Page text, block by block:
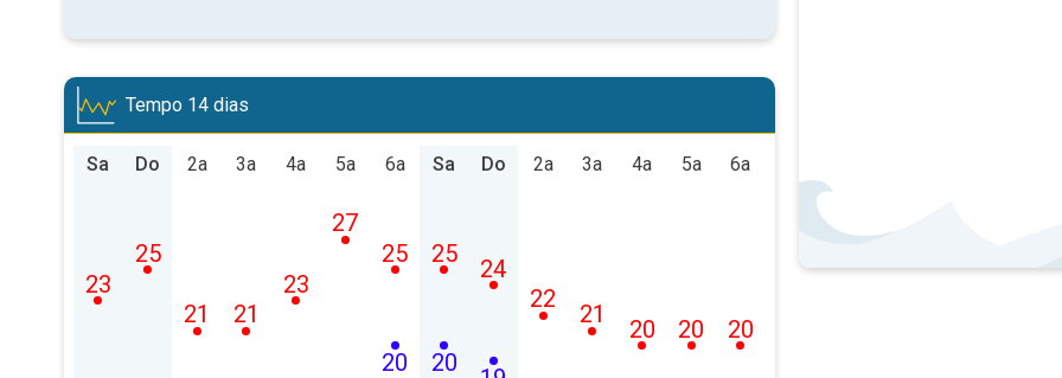
Tempo 14 dias
Sa
23
Do
25
2a
21
3a
21
4a
23
5a
27
6a
20
25
Sa
20
25
Do
24
2a
22
3a
21
4a
20
5a
20
6a
20